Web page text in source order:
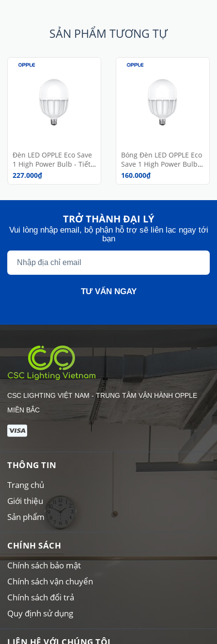
SẢN PHẨM TƯƠNG TỰ
Đèn LED OPPLE Eco Save
1 High Power Bulb - Tiết
Kiệm Năng Lượng - Hiệu
Suất Cao - Ánh Sáng
Hãng
227.000₫
Bóng Đèn LED OPPLE Eco
Save 1 High Power Bulb -
Tiết Kiệm Năng Lượng -
Hiệu Suất Cao - Ánh Sáng
Hãng
160.000₫
TRỞ THÀNH ĐẠI LÝ
Vui lòng nhập email, bộ phận hỗ trợ sẽ liên lạc ngay tới
bạn
TƯ VẤN NGAY
CSC LIGHTING VIỆT NAM - TRUNG TÂM VẬN HÀNH OPPLE
MIỀN BẮC
THÔNG TIN
Trang chủ
Giới thiệu
Sản phẩm
CHÍNH SÁCH
Chính sách bảo mật
Chính sách vận chuyển
Chính sách đổi trả
Quy định sử dụng
LIÊN HỆ VỚI CHÚNG TÔI